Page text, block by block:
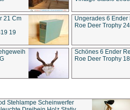
21 Cm
19
Ungerades 6 Ender
Roe Deer Trophy
Schönes 6 Ender
Roe Deer Trophy
Stehlampe Scheinwerfer